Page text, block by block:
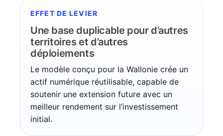
EFFET DE LEVIER
Une base duplicable pour d’autres
territoires et d’autres
déploiements
Le modèle conçu pour la Wallonie crée un
actif numérique réutilisable, capable de
soutenir une extension future avec un
meilleur rendement sur l’investissement
initial.